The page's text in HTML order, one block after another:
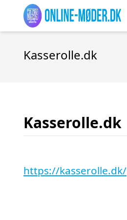
Kasserolle.dk
Kasserolle.dk
https://kasserolle.dk/